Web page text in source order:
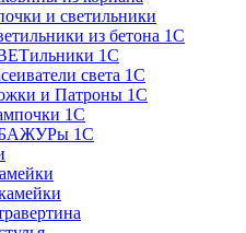
и светильники
из бетона 1С
1С
света 1С
и Патроны 1С
1С
1С